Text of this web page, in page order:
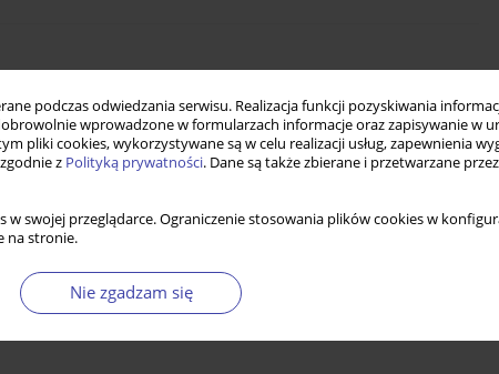
podczas odwiedzania serwisu. Realizacja funkcji pozyskiwania
wprowadzone w formularzach informacje oraz zapisywanie w
pliki cookies, wykorzystywane są w celu realizacji usług, zapewnienia
z Polityką prywatności. Dane są także zbierane i przetwarzane
w swojej przeglądarce. Ograniczenie stosowania plików cookies w
na stronie.
Nie zgadzam się
i decentralizacji w polityce społecznej